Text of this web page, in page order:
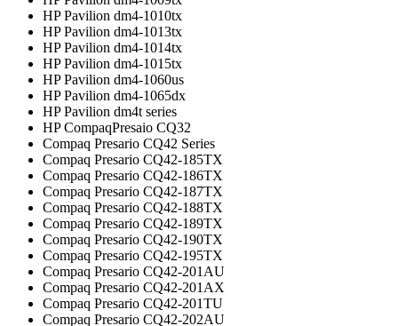
HP Pavilion dm4-1010tx
HP Pavilion dm4-1013tx
HP Pavilion dm4-1014tx
HP Pavilion dm4-1015tx
HP Pavilion dm4-1060us
HP Pavilion dm4-1065dx
HP Pavilion dm4t series
HP CompaqPresaio CQ32
Compaq Presario CQ42 Series
Compaq Presario CQ42-185TX
Compaq Presario CQ42-186TX
Compaq Presario CQ42-187TX
Compaq Presario CQ42-188TX
Compaq Presario CQ42-189TX
Compaq Presario CQ42-190TX
Compaq Presario CQ42-195TX
Compaq Presario CQ42-201AU
Compaq Presario CQ42-201AX
Compaq Presario CQ42-201TU
Compaq Presario CQ42-202AU